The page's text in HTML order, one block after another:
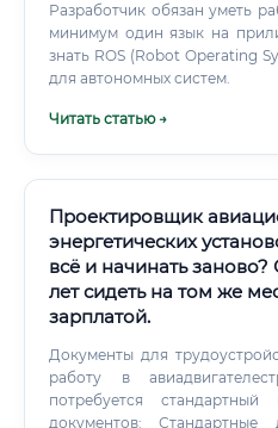
Разработчик обязан уметь
минимум один язык на
знать ROS (Robot Operating
для автономных систем.
Читать статью →
Проектировщик
энергетических
всё и начинать
лет сидеть на том же
зарплатой.
Документы для
работу в
потребуется
документов: Стандартные документы: ✅ Паспорт